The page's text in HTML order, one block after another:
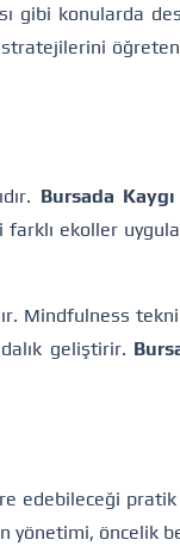
gibi konularda
Bursada
ekoller
Mindfulness
geliştirir.
edebileceği pratik
yönetimi, öncelik